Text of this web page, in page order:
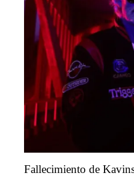
Fallecimiento de